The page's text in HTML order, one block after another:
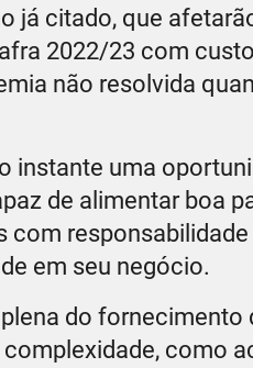
já citado, que
2022/23 com
não resolvida
instante uma
de alimentar boa
em seu negócio.
do
como